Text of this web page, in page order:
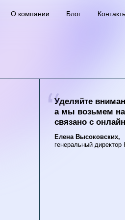
О компании Блог
Уделяйте
а мы возьмем на
связано с
Елена Высоковских,
генеральный